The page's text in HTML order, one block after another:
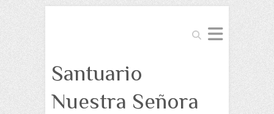
Buscar
Santuario
Nuestra Señora